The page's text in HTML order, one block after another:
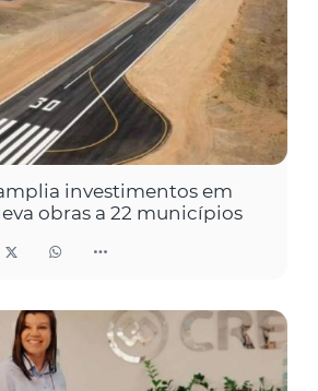
investimentos em
obras a 22 municípios